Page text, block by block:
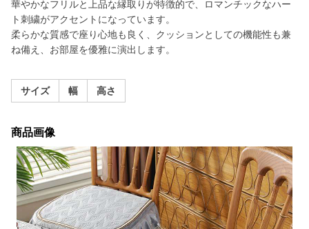
華やかなフリルと上品な縁取りが特徴的で、ロマンチックなハー
ト刺繍がアクセントになっています。
柔らかな質感で座り心地も良く、クッションとしての機能性も兼
ね備え、お部屋を優雅に演出します。
サイズ 幅 高さ
商品画像